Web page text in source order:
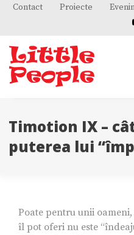
SkipContact Proiecte
Timotion IX –
puterea lui
Poate pentru unii
îl pot oferi nu este